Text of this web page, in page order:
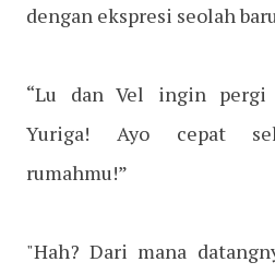
dengan ekspresi seolah
“Lu dan Vel ingin pergi
Yuriga! Ayo cepat
rumahmu!”
"Hah? Dari mana